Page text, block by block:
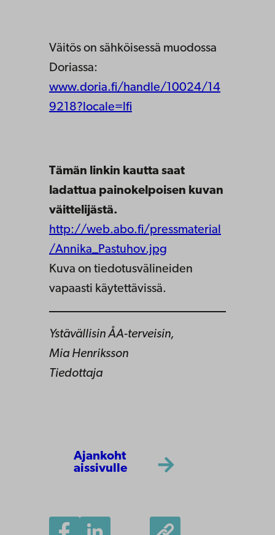
Väitös on sähköisessä muodossa
Doriassa:
www.doria.fi/handle/10024/14
9218?locale=lfi
Tämän linkin kautta saat
ladattua painokelpoisen kuvan
väittelijästä.
http://web.abo.fi/pressmaterial
/Annika_Pastuhov.jpg
Kuva on tiedotusvälineiden
vapaasti käytettävissä.
Ystävällisin ÅA-terveisin,
Mia Henriksson
Tiedottaja
Ajankoht
aissivulle